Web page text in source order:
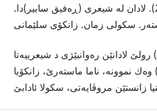
قادر، شێرزاد عه‌بدوڵڵا (2014). لادان له‌ شیعرى (ڕه‌فیق سابیر)دا.
نعمه‌، ژیمان صبرى، (2015) رولێ لادانێن ره‌وانبێژى د شیعرییه‌تا
وه‌ك نموونه‌، ناما ماسته‌رێ، زانكۆیا